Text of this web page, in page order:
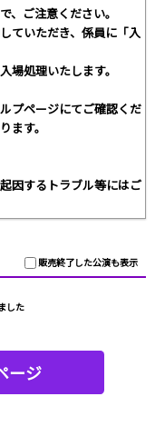
、ご注意ください。
ていただき、係員に「入
場処理いたします。
プページにてご確認くだ
ます。
因するトラブル等にはご
販売終了した公演も表示
した
ージ